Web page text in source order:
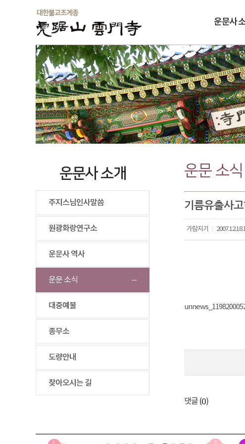
운문사
솔바람길
운문사 소개
주지스님인사말씀
원광화랑연구소
운문사 역사
운문 소식
대중예불
종무소
도량안내
찾아오시는 길
운문 소식
기름유출사
가람지기 2007.12.18
댓글 (0)